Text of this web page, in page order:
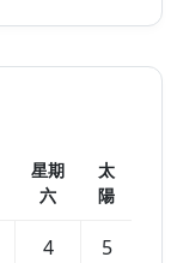
星期
六
太
陽
4 5